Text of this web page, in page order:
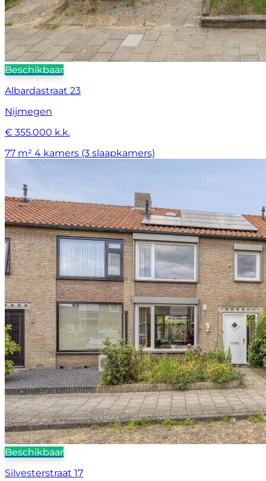
Beschikbaar
Albardastraat 23
Nijmegen
€ 355.000 k.k.
77 m² 4 kamers (3 slaapkamers)
Beschikbaar
Silvesterstraat 17